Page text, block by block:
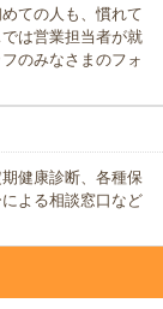
ての人も、慣れて
は営業担当者が就
のみなさまのフォ
健康診断、各種保
よる相談窓口など